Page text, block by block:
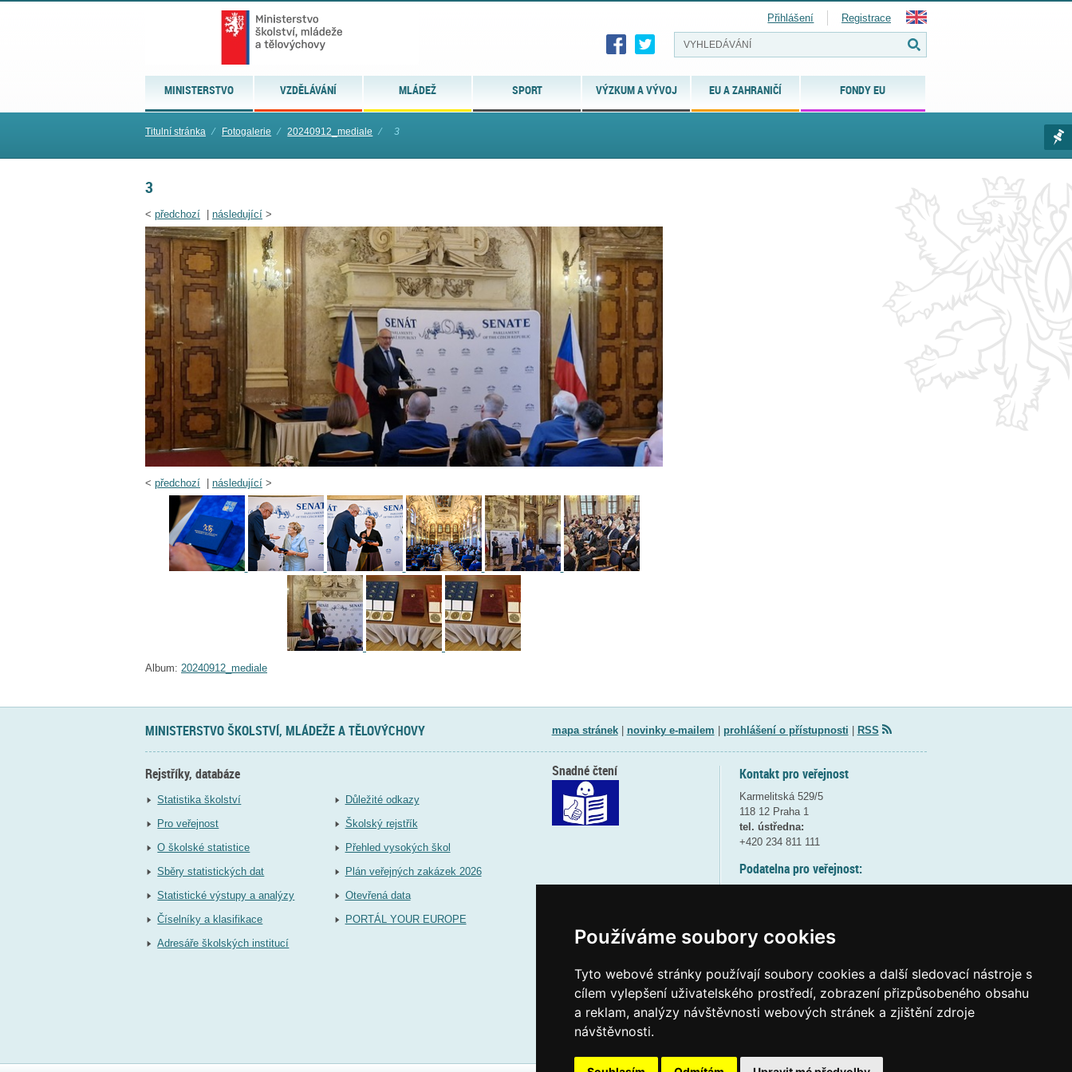
Používáme soubory cookies
Tyto webové stránky používají soubory cookies a další sledovací nástroje s
cílem vylepšení uživatelského prostředí, zobrazení přizpůsobeného obsahu
a reklam, analýzy návštěvnosti webových stránek a zjištění zdroje
návštěvnosti.
MINISTERSTVO VZDĚLÁVÁNÍ MLÁDEŽ SPORT VÝZKUM A VÝVOJ EU A ZAHRANIČÍ FONDY EU
Přihlášení Registrace
Titulní stránka ⁄ Fotogalerie ⁄ 20240912_mediale ⁄ 3
3
< předchozí následující >
< předchozí následující >
Album: 20240912_mediale
MINISTERSTVO ŠKOLSTVÍ, MLÁDEŽE A TĚLOVÝCHOVY mapa stránek| novinky e-mailem prohlášení o přístupnosti RSS
Rejstříky, databáze
Statistika školství
Pro veřejnost
O školské statistice
Sběry statistických dat
Statistické výstupy a analýzy
Číselníky a klasifikace
Adresáře školských institucí
Důležité odkazy
Školský rejstřík
Přehled vysokých škol
Plán veřejných zakázek 2026
Otevřená data
PORTÁL YOUR EUROPE
Kontakt pro veřejnost
Karmelitská 529/5
118 12 Praha 1
tel. ústředna:
+420 234 811 111
Podatelna pro veřejnost:
(více informací
Elektronická podatelna:
posta@msmtgov cz
Snadné čtení